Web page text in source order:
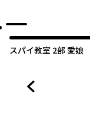
スパイ教室 2部 愛娘